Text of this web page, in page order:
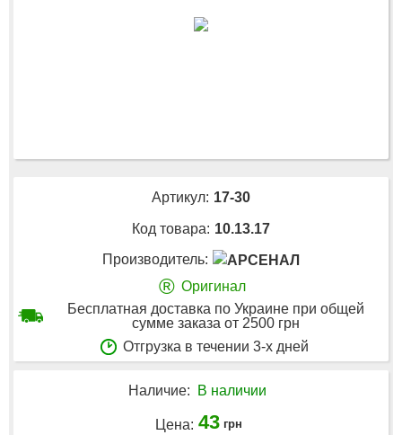
Артикул: 17-30
Код товара: 10.13.17
Производитель:
® Оригинал
Бесплатная доставка по Украине при общей
сумме заказа от 2500 грн
Отгрузка в течении 3-х дней
Наличие: В наличии
Цена: 43 грн